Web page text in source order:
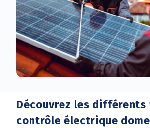
Découvrez les différents
contrôle électrique